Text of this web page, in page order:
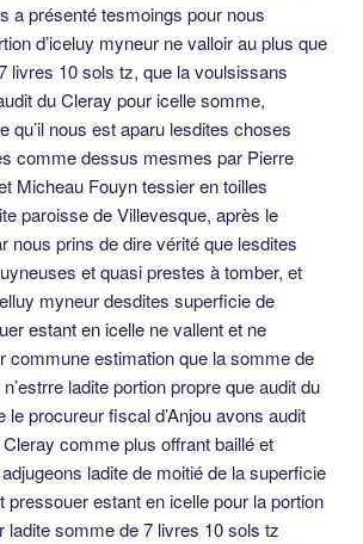
a présenté tesmoings pour nous
d’iceluy myneur ne valloir au plus que
livres 10 sols tz, que la voulsissans
du Cleray pour icelle somme,
qu’il nous est aparu lesdites choses
comme dessus mesmes par Pierre
Micheau Fouyn tessier en toilles
paroisse de Villevesque, après le
nous prins de dire vérité que lesdites
et quasi prestes à tomber, et
myneur desdites superficie de
estant en icelle ne vallent et ne
commune estimation que la somme de
ladite portion propre que audit du
le procureur fiscal d’Anjou avons audit
comme plus offrant baillé et
ladite de moitié de la superficie
pressouer estant en icelle pour la portion
ladite somme de 7 livres 10 sols tz